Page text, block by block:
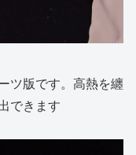
ツ版です。高熱を纏
できます